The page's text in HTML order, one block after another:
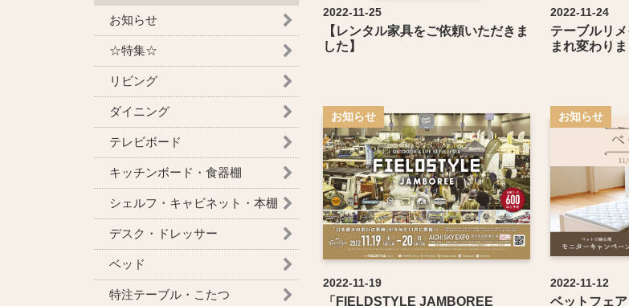
お知らせ
☆特集☆
リビング
ダイニング
テレビボード
キッチンボード・食器棚
シェルフ・キャビネット・本棚
デスク・ドレッサー
ベッド
特注テーブル・こたつ
2022-11-25
【レンタル家具をご依頼いただきま
した】
2022-11-24
テーブルリ
まれ変わりま
お知らせ
2022-11-19
「FIELDSTYLE JAMBOREE
お知らせ
2022-11-12
ベットフェ